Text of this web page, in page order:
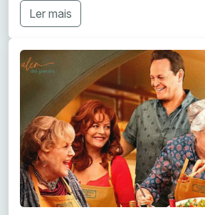
Ler mais